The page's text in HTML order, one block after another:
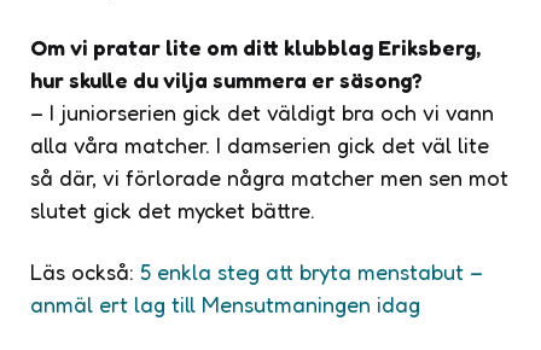
Om vi pratar lite om ditt klubblag Eriksberg,
hur skulle du vilja summera er säsong?
– I juniorserien gick det väldigt bra och vi vann
alla våra matcher. I damserien gick det väl lite
så där, vi förlorade några matcher men sen mot
slutet gick det mycket bättre.
Läs också: 5 enkla steg att bryta menstabut –
anmäl ert lag till Mensutmaningen idag